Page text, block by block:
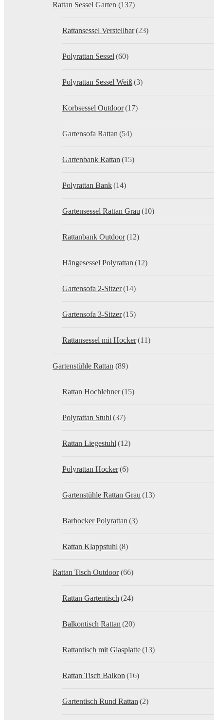
Rattan Sessel Garten (137)
Rattansessel Verstellbar(23)
Polyrattan Sessel (60)
Polyrattan Sessel Weiß(3)
Korbsessel Outdoor(17)
Gartensofa Rattan (54)
Gartenbank Rattan (15)
Polyrattan Bank(14)
Gartensessel Rattan Grau (10)
Rattanbank Outdoor(12)
Hängesessel Polyrattan (12)
Gartensofa 2-Sitzer(14)
Gartensofa 3-Sitzer(15)
Rattansessel mit Hocker(11)
Gartenstühle Rattan (89)
Rattan Hochlehner(15)
Polyrattan Stuhl (37)
Rattan Liegestuhl (12)
Polyrattan Hocker(6)
Gartenstühle Rattan Grau (13)
Barhocker Polyrattan (3)
Rattan Klappstuhl (8)
Rattan Tisch Outdoor (66)
Rattan Gartentisch (24)
Balkontisch Rattan (20)
Rattantisch mit Glasplatte(13)
Rattan Tisch Balkon (16)
Gartentisch Rund Rattan (2)